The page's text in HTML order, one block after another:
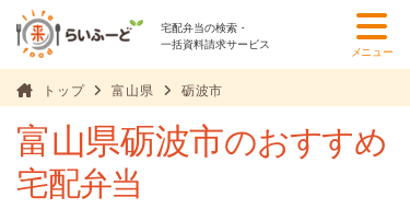
宅配弁当の検索・
一括資料請求サービス
メニュー
トップ 富山県 砺波市
富山県砺波市のおすすめ
宅配弁当